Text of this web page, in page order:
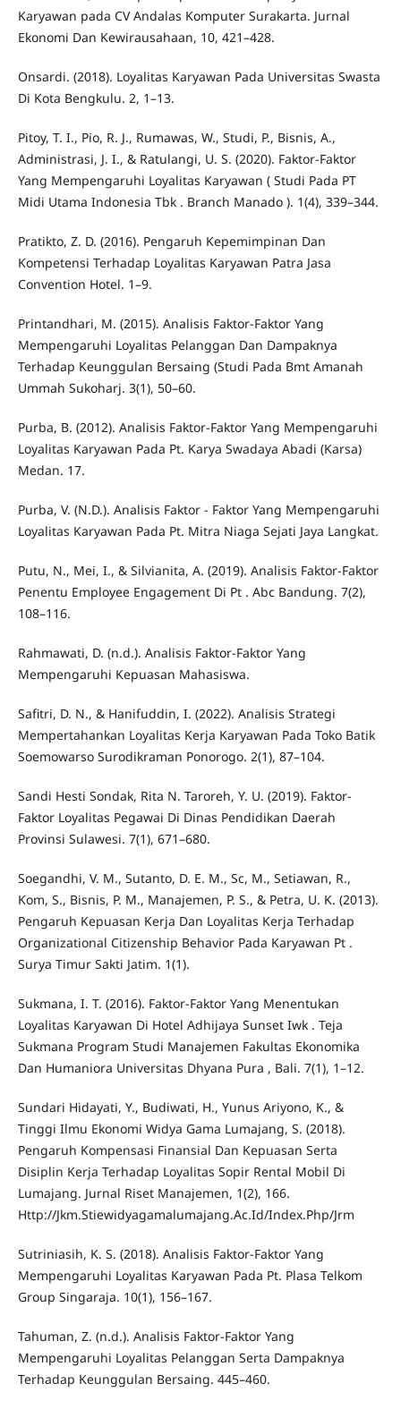
Karyawan pada CV Andalas Komputer Surakarta. Jurnal
Ekonomi Dan Kewirausahaan, 10, 421–428.
Onsardi. (2018). Loyalitas Karyawan Pada Universitas Swasta
Di Kota Bengkulu. 2, 1–13.
Pitoy, T. I., Pio, R. J., Rumawas, W., Studi, P., Bisnis, A.,
Administrasi, J. I., & Ratulangi, U. S. (2020). Faktor-Faktor
Yang Mempengaruhi Loyalitas Karyawan ( Studi Pada PT
Midi Utama Indonesia Tbk . Branch Manado ). 1(4), 339–344.
Pratikto, Z. D. (2016). Pengaruh Kepemimpinan Dan
Kompetensi Terhadap Loyalitas Karyawan Patra Jasa
Convention Hotel. 1–9.
Printandhari, M. (2015). Analisis Faktor-Faktor Yang
Mempengaruhi Loyalitas Pelanggan Dan Dampaknya
Terhadap Keunggulan Bersaing (Studi Pada Bmt Amanah
Ummah Sukoharj. 3(1), 50–60.
Purba, B. (2012). Analisis Faktor-Faktor Yang Mempengaruhi
Loyalitas Karyawan Pada Pt. Karya Swadaya Abadi (Karsa)
Medan. 17.
Purba, V. (N.D.). Analisis Faktor - Faktor Yang Mempengaruhi
Loyalitas Karyawan Pada Pt. Mitra Niaga Sejati Jaya Langkat.
Putu, N., Mei, I., & Silvianita, A. (2019). Analisis Faktor-Faktor
Penentu Employee Engagement Di Pt . Abc Bandung. 7(2),
108–116.
Rahmawati, D. (n.d.). Analisis Faktor-Faktor Yang
Mempengaruhi Kepuasan Mahasiswa.
Safitri, D. N., & Hanifuddin, I. (2022). Analisis Strategi
Mempertahankan Loyalitas Kerja Karyawan Pada Toko Batik
Soemowarso Surodikraman Ponorogo. 2(1), 87–104.
Sandi Hesti Sondak, Rita N. Taroreh, Y. U. (2019). Faktor-
Faktor Loyalitas Pegawai Di Dinas Pendidikan Daerah
Provinsi Sulawesi. 7(1), 671–680.
Soegandhi, V. M., Sutanto, D. E. M., Sc, M., Setiawan, R.,
Kom, S., Bisnis, P. M., Manajemen, P. S., & Petra, U. K. (2013).
Pengaruh Kepuasan Kerja Dan Loyalitas Kerja Terhadap
Organizational Citizenship Behavior Pada Karyawan Pt .
Surya Timur Sakti Jatim. 1(1).
Sukmana, I. T. (2016). Faktor-Faktor Yang Menentukan
Loyalitas Karyawan Di Hotel Adhijaya Sunset Iwk . Teja
Sukmana Program Studi Manajemen Fakultas Ekonomika
Dan Humaniora Universitas Dhyana Pura , Bali. 7(1), 1–12.
Sundari Hidayati, Y., Budiwati, H., Yunus Ariyono, K., &
Tinggi Ilmu Ekonomi Widya Gama Lumajang, S. (2018).
Pengaruh Kompensasi Finansial Dan Kepuasan Serta
Disiplin Kerja Terhadap Loyalitas Sopir Rental Mobil Di
Lumajang. Jurnal Riset Manajemen, 1(2), 166.
Http://Jkm.Stiewidyagamalumajang.Ac.Id/Index.Php/Jrm
Sutriniasih, K. S. (2018). Analisis Faktor-Faktor Yang
Mempengaruhi Loyalitas Karyawan Pada Pt. Plasa Telkom
Group Singaraja. 10(1), 156–167.
Tahuman, Z. (n.d.). Analisis Faktor-Faktor Yang
Mempengaruhi Loyalitas Pelanggan Serta Dampaknya
Terhadap Keunggulan Bersaing. 445–460.